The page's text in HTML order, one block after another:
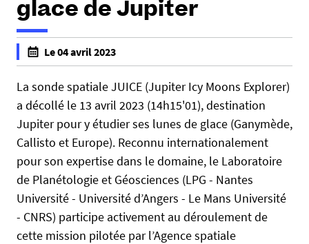
glace de Jupiter
h
t
p
s
:
/
/
s
c
Le 04 avril 2023
f
a
l
e
f
a
l
s
e
La sonde spatiale JUICE (Jupiter Icy Moons Explorer)
a décollé le 13 avril 2023 (14h15'01), destination
Jupiter pour y étudier ses lunes de glace (Ganymède,
Callisto et Europe). Reconnu internationalement
pour son expertise dans le domaine, le Laboratoire
de Planétologie et Géosciences (LPG - Nantes
Université - Université d’Angers - Le Mans Université
- CNRS) participe activement au déroulement de
cette mission pilotée par l’Agence spatiale